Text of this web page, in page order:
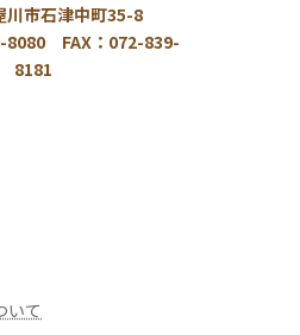
川市石津中町35-8
8080 FAX：072-839-
8181
いて